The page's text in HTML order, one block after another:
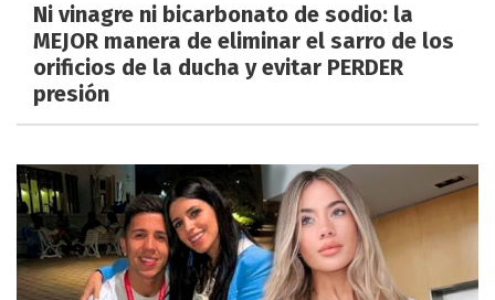
Ni vinagre ni bicarbonato de sodio: la
MEJOR manera de eliminar el sarro de los
orificios de la ducha y evitar PERDER
presión